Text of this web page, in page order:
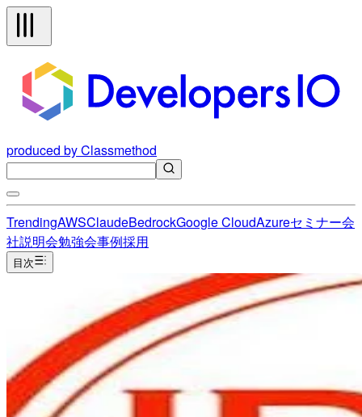
produced by Classmethod
TrendingAWSClaudeBedrockGoogle CloudAzureセミナー会
社説明会勉強会事例採用
目次